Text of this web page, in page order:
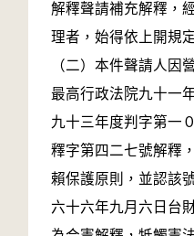
解釋聲請補充解釋，
理者，始得依上開規
（二）本件聲請人因
最高行政法院九十一
九十三年度判字第一
釋字第四二七號解釋
賴保護原則，並認該
六十六年九月六日台